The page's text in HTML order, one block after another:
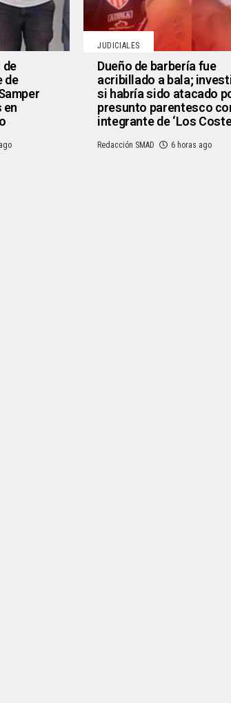
de
de
en
JUDICIALES
Dueño de barbería fue
acribillado a bala;
si habría sido atacado
presunto parentesco
integrante de ‘Los
Redacción SMAD 6 horas ago